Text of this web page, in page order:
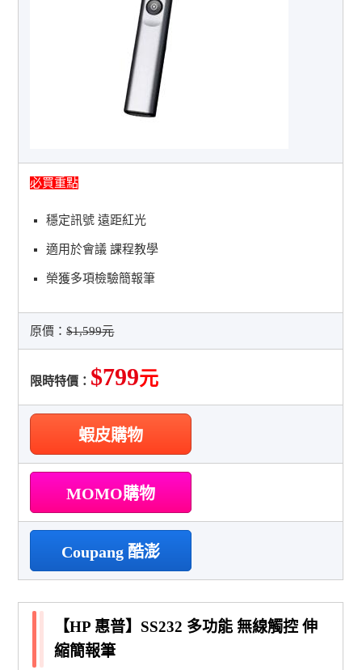
必買重點
穩定訊號 遠距紅光
適用於會議 課程教學
榮獲多項檢驗簡報筆
原價：$1,599元
限時特價： $799元
蝦皮購物
MOMO購物
Coupang 酷澎
【HP 惠普】SS232 多功能 無線觸控 伸
縮簡報筆